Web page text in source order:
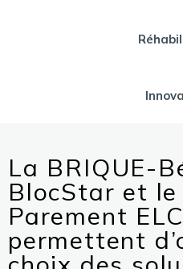
La BRIQUE-
BlocStar et le
Parement
permettent